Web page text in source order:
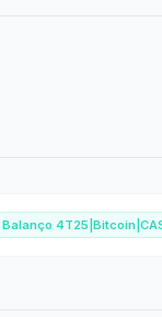
Balanço